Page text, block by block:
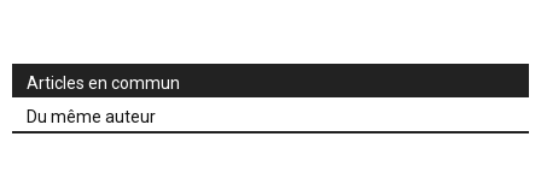
Articles en commun
Du même auteur